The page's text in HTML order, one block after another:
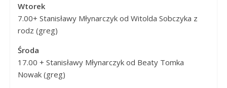
Wtorek
7.00​​+ Stanisławy Młynarczyk od Witolda Sobczyka z
rodz (greg)
Środa
17.00​​ + Stanisławy Młynarczyk od Beaty Tomka
Nowak (greg)